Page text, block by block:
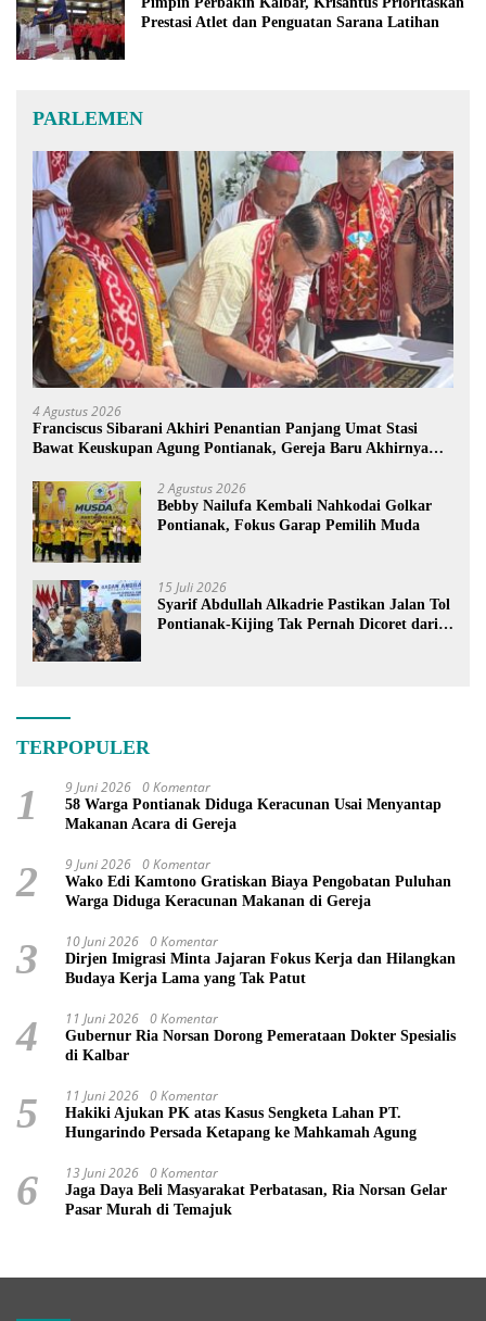
Prestasi Atlet dan Penguatan Sarana Latihan
PARLEMEN
4 Agustus 2026
Franciscus Sibarani Akhiri Penantian Panjang Umat Stasi
Bawat Keuskupan Agung Pontianak, Gereja Baru Akhirnya
2 Agustus 2026
Bebby Nailufa Kembali Nahkodai Golkar
Pontianak, Fokus Garap Pemilih Muda
15 Juli 2026
Syarif Abdullah Alkadrie Pastikan Jalan Tol
Pontianak-Kijing Tak Pernah Dicoret dari
TERPOPULER
1 9 Juni 2026 0 Komentar
58 Warga Pontianak Diduga Keracunan Usai Menyantap
Makanan Acara di Gereja
2 9 Juni 2026 0 Komentar
Wako Edi Kamtono Gratiskan Biaya Pengobatan Puluhan
Warga Diduga Keracunan Makanan di Gereja
3 10 Juni 2026 0 Komentar
Dirjen Imigrasi Minta Jajaran Fokus Kerja dan Hilangkan
Budaya Kerja Lama yang Tak Patut
4 11 Juni 2026 0 Komentar
Gubernur Ria Norsan Dorong Pemerataan Dokter Spesialis
di Kalbar
5 11 Juni 2026 0 Komentar
Hakiki Ajukan PK atas Kasus Sengketa Lahan PT.
Hungarindo Persada Ketapang ke Mahkamah Agung
6 13 Juni 2026 0 Komentar
Jaga Daya Beli Masyarakat Perbatasan, Ria Norsan Gelar
Pasar Murah di Temajuk